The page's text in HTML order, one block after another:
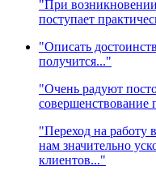
"При
поступает
"Описать
получится..."
"Очень радуют
"Переход на работу
нам значительно
клиентов..."